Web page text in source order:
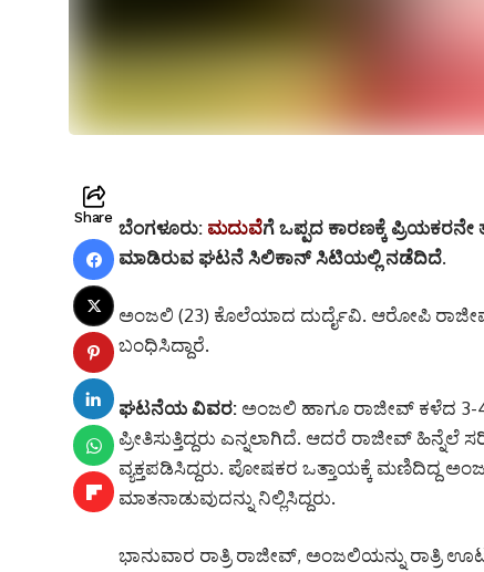
Share ಬೆಂಗಳೂರು: ಮದುವೆಗೆ ಒಪ್ಪದ ಕಾರಣಕ್ಕೆ
ಮಾಡಿರುವ ಘಟನೆ ಸಿಲಿಕಾನ್ ಸಿಟಿಯಲ್ಲಿ ನಡೆದಿದೆ.
ಅಂಜಲಿ (23) ಕೊಲೆಯಾದ ದುರ್ದೈವಿ. ಆರೋಪಿ
ಬಂಧಿಸಿದ್ದಾರೆ.
ಘಟನೆಯ ವಿವರ: ಅಂಜಲಿ ಹಾಗೂ ರಾಜೀವ್ ಕಳೆದ 3-4
ಪ್ರೀತಿಸುತ್ತಿದ್ದರು ಎನ್ನಲಾಗಿದೆ. ಆದರೆ ರಾಜೀವ್
ವ್ಯಕ್ತಪಡಿಸಿದ್ದರು. ಪೋಷಕರ ಒತ್ತಾಯಕ್ಕೆ ಮಣಿದಿದ್ದ
ಮಾತನಾಡುವುದನ್ನು ನಿಲ್ಲಿಸಿದ್ದರು.
ಭಾನುವಾರ ರಾತ್ರಿ ರಾಜೀವ್, ಅಂಜಲಿಯನ್ನು